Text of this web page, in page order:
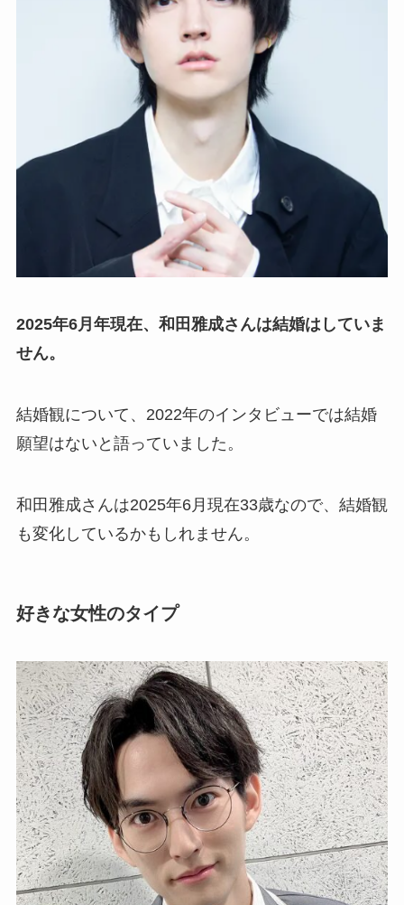
2025年6月年現在、和田雅成さんは結婚はしていま
せん。
結婚観について、2022年のインタビューでは結婚
願望はないと語っていました。
和田雅成さんは2025年6月現在33歳なので、結婚観
も変化しているかもしれません。
好きな女性のタイプ